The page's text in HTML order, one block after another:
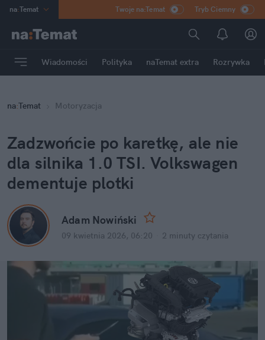
na:Temat
Poland
mama
Rozrywka
Twoje na:Temat Tryb Ciemny
Wiadomości Polityka naTemat extra Rozrywka
na:Temat Motoryzacja
Zadzwońcie po karetkę, ale nie
dla silnika 1.0 TSI. Volkswagen
dementuje plotki
Adam Nowiński
09 kwietnia 2026, 06:20 2 minuty czytania